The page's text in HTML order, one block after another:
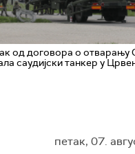
од договора о отварању
саудијски танкер у
петак, 07.